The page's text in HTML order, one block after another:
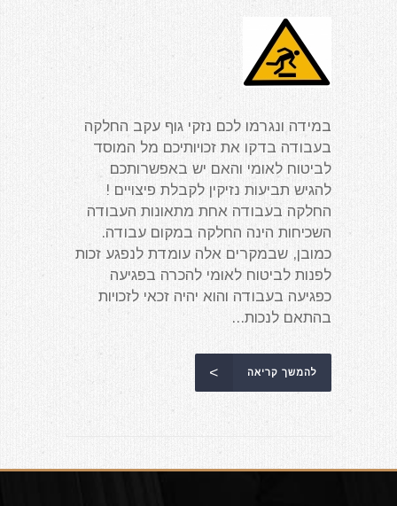
במידה ונגרמו לכם נזקי גוף עקב החלקה
בעבודה בדקו את זכויותיכם מל המוסד
לביטוח לאומי והאם יש באפשרותכם
להגיש תביעות נזיקין לקבלת פיצויים !
החלקה בעבודה אחת מתאונות העבודה
השכיחות הינה החלקה במקום עבודה.
כמובן, שבמקרים אלה עומדת לנפגע זכות
לפנות לביטוח לאומי להכרה בפגיעה
כפגיעה בעבודה והוא יהיה זכאי לזכויות
בהתאם לנכות...
להמשך קריאה